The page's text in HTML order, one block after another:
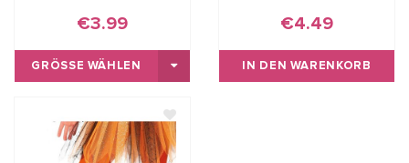
€3.99
GRÖSSE WÄHLEN
€4.49
IN DEN WARENKORB